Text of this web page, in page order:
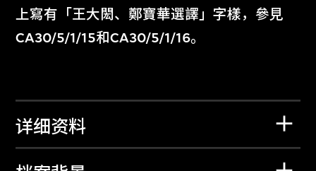
上寫有「王大閎、鄭寶華選譯」字樣，參見
CA30/5/1/15和CA30/5/1/16。
详细资料